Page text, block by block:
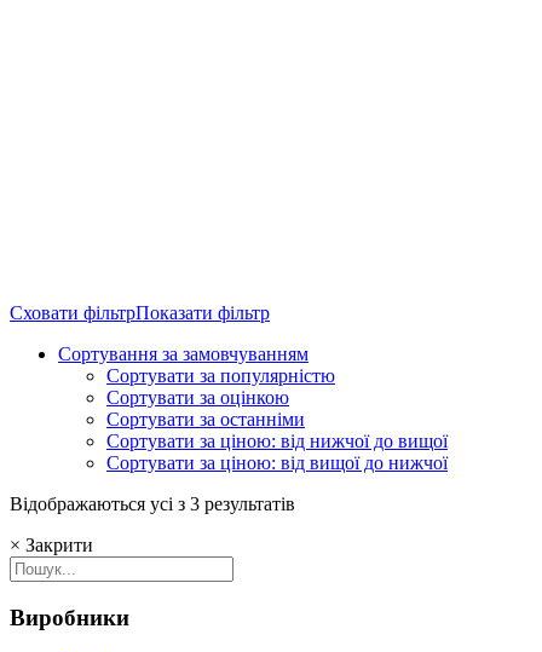
Сховати фільтрПоказати фільтр
Сортування за замовчуванням
Сортувати за популярністю
Сортувати за оцінкою
Сортувати за останніми
Сортувати за ціною: від нижчої до вищої
Сортувати за ціною: від вищої до нижчої
Відображаються усі з 3 результатів
× Закрити
Виробники